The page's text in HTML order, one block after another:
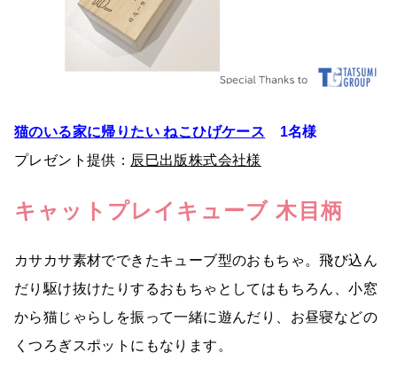
猫のいる家に帰りたい ねこひげケース 1名様
プレゼント提供： 辰巳出版株式会社様
キャットプレイキューブ 木目柄
カサカサ素材でできたキューブ型のおもちゃ。飛び込ん
だり駆け抜けたりするおもちゃとしてはもちろん、小窓
から猫じゃらしを振って一緒に遊んだり、お昼寝などの
くつろぎスポットにもなります。